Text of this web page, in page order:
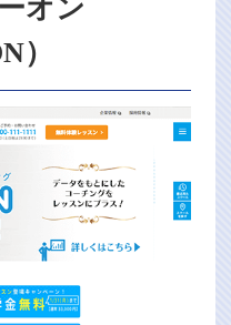
オン
）